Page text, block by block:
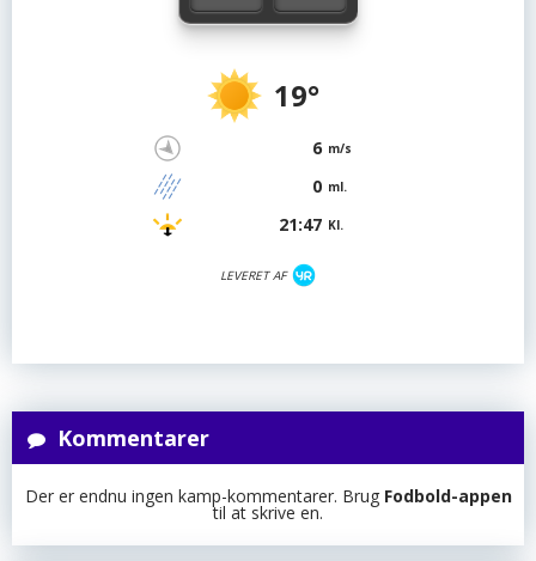
19°
6 m/s
0 ml.
21:47 Kl.
LEVERET AF
Kommentarer
Der er endnu ingen kamp-kommentarer. Brug Fodbold-appen
til at skrive en.